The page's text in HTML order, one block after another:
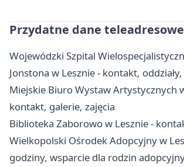
Przydatne dane teleadresowe
Wojewódzki Szpital
Jonstona w Lesznie - kontakt,
Miejskie Biuro Wystaw Artystycznych
kontakt, galerie, zajęcia
Biblioteka Zaborowo w Lesznie -
Wielkopolski Ośrodek Adopcyjny w
godziny, wsparcie dla rodzin